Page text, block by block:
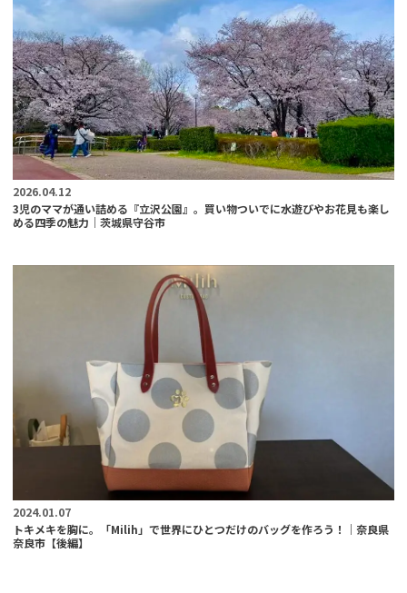
2026.04.12
3児のママが通い詰める『立沢公園』。買い物ついでに水遊びやお花見も楽し
める四季の魅力｜茨城県守谷市
2024.01.07
トキメキを胸に。「Milih」で世界にひとつだけのバッグを作ろう！｜奈良県
奈良市【後編】